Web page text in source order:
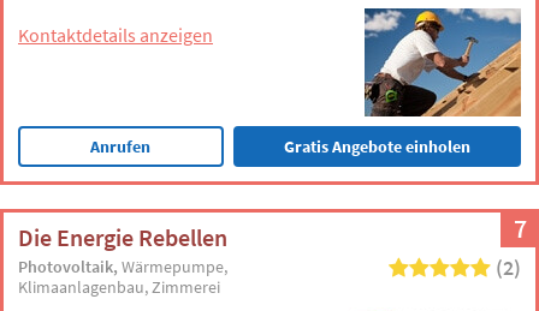
Kontaktdetails anzeigen
Anrufen Gratis Angebote einholen
7
Die Energie Rebellen
Photovoltaik Wärmepumpe
Klimaanlagenbau Zimmerei
(2)